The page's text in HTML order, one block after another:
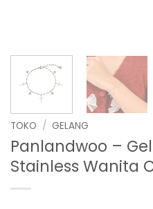
TOKO / GELANG
Panlandwoo –
Stainless Wanita